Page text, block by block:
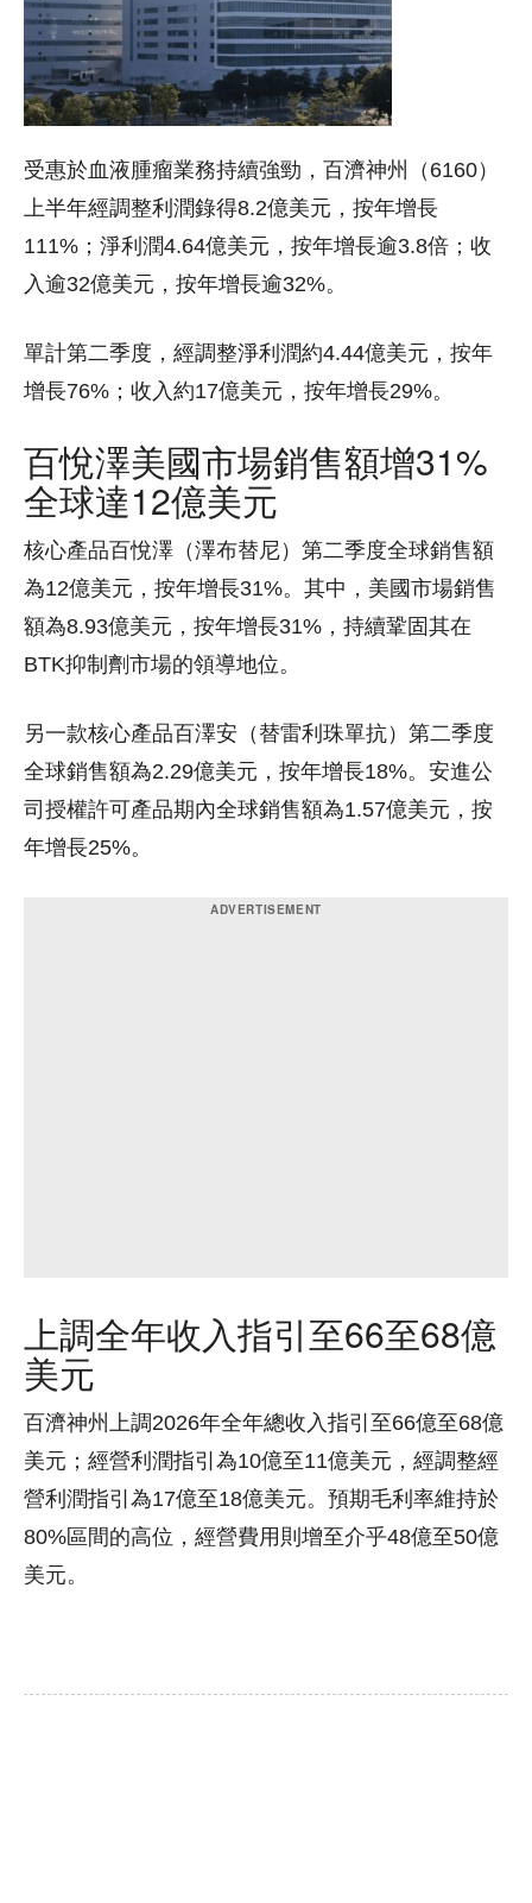
受惠於血液腫瘤業務持續強勁，百濟神州（6160）
上半年經調整利潤錄得8.2億美元，按年增長
111%；淨利潤4.64億美元，按年增長逾3.8倍；收
入逾32億美元，按年增長逾32%。
單計第二季度，經調整淨利潤約4.44億美元，按年
增長76%；收入約17億美元，按年增長29%。
百悅澤美國市場銷售額增31%
全球達12億美元
核心產品百悅澤（澤布替尼）第二季度全球銷售額
為12億美元，按年增長31%。其中，美國市場銷售
額為8.93億美元，按年增長31%，持續鞏固其在
BTK抑制劑市場的領導地位。
另一款核心產品百澤安（替雷利珠單抗）第二季度
全球銷售額為2.29億美元，按年增長18%。安進公
司授權許可產品期內全球銷售額為1.57億美元，按
年增長25%。
上調全年收入指引至66至68億
美元
百濟神州上調2026年全年總收入指引至66億至68億
美元；經營利潤指引為10億至11億美元，經調整經
營利潤指引為17億至18億美元。預期毛利率維持於
80%區間的高位，經營費用則增至介乎48億至50億
美元。